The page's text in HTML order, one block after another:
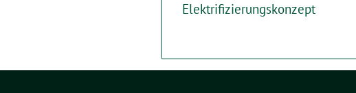
Elektrifizierungskonzept